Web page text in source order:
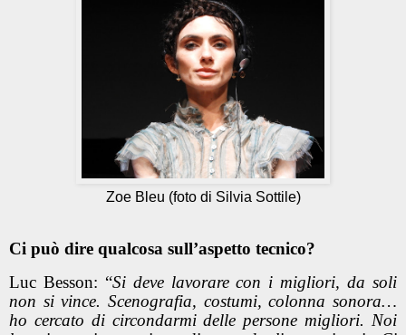
Zoe Bleu (foto di Silvia Sottile)
Ci può dire qualcosa sull’aspetto tecnico?
Luc Besson: “Si deve lavorare con i migliori, da soli
non si vince. Scenografia, costumi, colonna sonora…
ho cercato di circondarmi delle persone migliori. Noi